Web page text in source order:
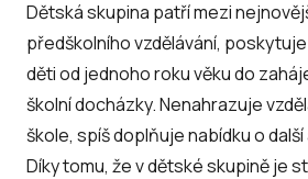
Dětská skupina patří mezi
předškolního vzdělávání,
děti od jednoho roku věku do
školní docházky. Nenahrazuje
škole, spíš doplňuje nabídku o
Díky tomu, že v dětské skupině je